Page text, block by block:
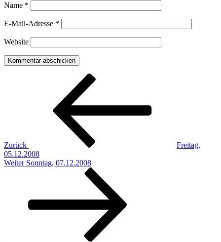
Name *
E-Mail-Adresse *
Website
Beitragsnavigation
Zurück
Freitag,
05.12.2008
Nächster
Weiter Sonntag, 07.12.2008